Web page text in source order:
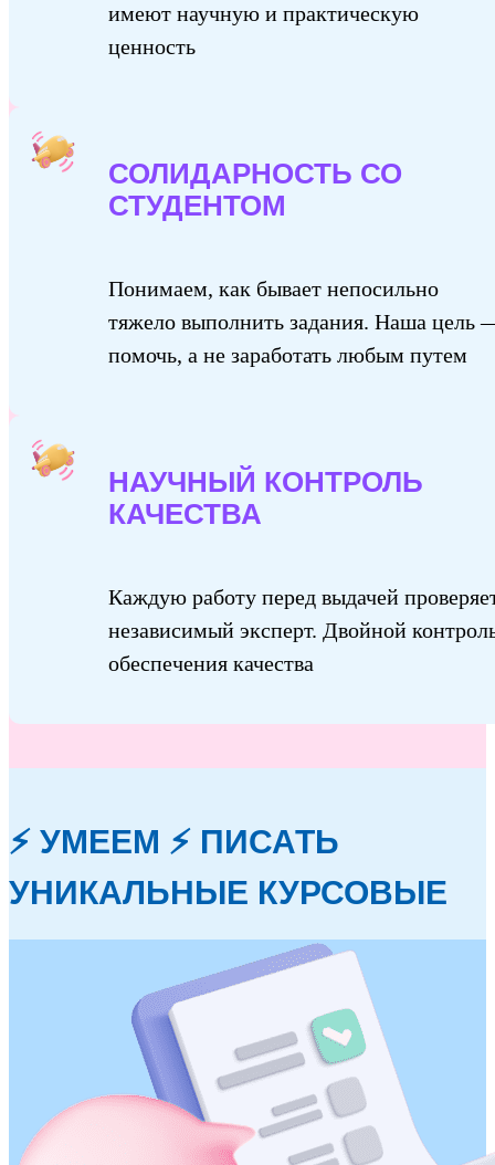
имеют научную и практическую
ценность
СОЛИДАРНОСТЬ СО
СТУДЕНТОМ
Понимаем, как бывает непосильно
тяжело выполнить задания. Наша цель
помочь, а не заработать любым путем
НАУЧНЫЙ КОНТРОЛЬ
КАЧЕСТВА
Каждую работу перед выдачей
независимый эксперт. Двойной
обеспечения качества
⚡ УМЕЕМ ⚡ ПИСАТЬ
УНИКАЛЬНЫЕ КУРСОВЫЕ